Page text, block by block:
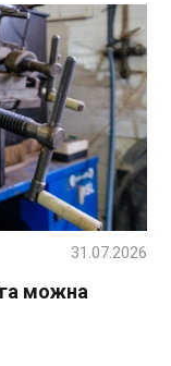
можна
31.07.2026